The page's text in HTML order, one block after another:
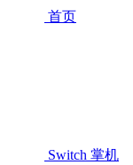
首页
Switch 掌机